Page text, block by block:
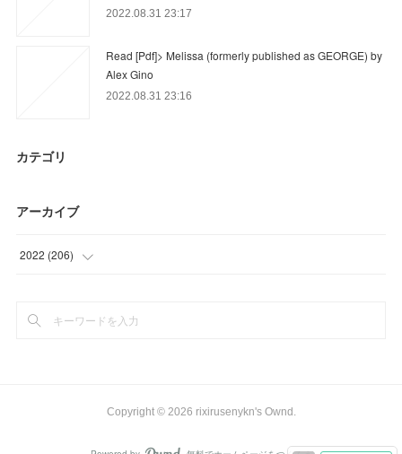
2022.08.31 23:17
Read [Pdf]> Melissa (formerly published as GEORGE) by
Alex Gino
2022.08.31 23:16
カテゴリ
アーカイブ
2022 (206)
(
Copyright © 2026 rixirusenykn's Ownd .